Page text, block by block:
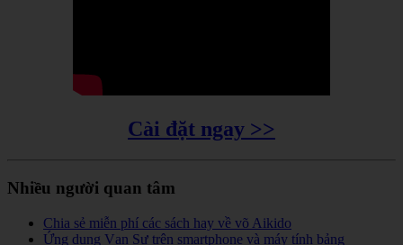
Cài đặt ngay >>
Nhiều người quan tâm
Chia sẻ miễn phí các sách hay về võ Aikido
Ứng dụng Vạn Sự trên smartphone và máy tính bảng